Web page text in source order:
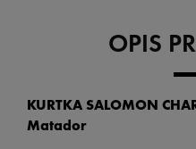
OPIS
KURTKA SALOMON
Matador